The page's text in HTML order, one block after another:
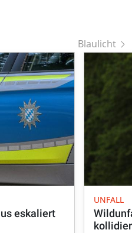
Blaulicht
eskaliert
UNFALL